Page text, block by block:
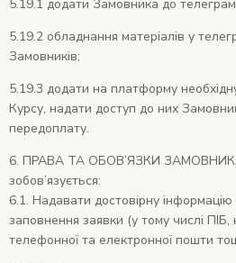
5.19.1 додати Замовника до
5.19.2 обладнання матеріалів у
Замовників;
5.19.3 додати на платформу
Курсу, надати доступ до них
передоплату.
6. ПРАВА ТА ОБОВ’ЯЗКИ
зобов’язується:
6.1. Надавати достовірну
заповнення заявки (у тому числі ПІБ,
телефонної та електронної пошти